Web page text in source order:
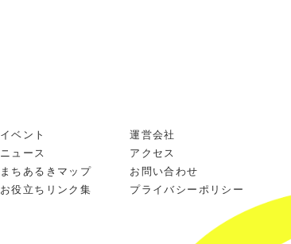
イベント
ニュース
まちあるきマップ
お役立ちリンク集
運営会社
アクセス
お問い合わせ
プライバシーポリシー